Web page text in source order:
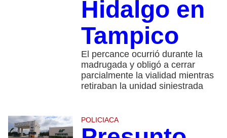
Hidalgo en
Tampico
El percance ocurrió durante la
madrugada y obligó a cerrar
parcialmente la vialidad mientras
retiraban la unidad siniestrada
POLICIACA